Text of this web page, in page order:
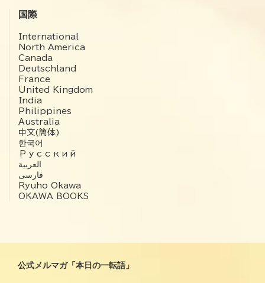
国際
International
North America
Canada
Deutschland
France
United Kingdom
India
Philippines
Australia
中文(簡体)
한국어
Русский
العربية‏
فارسی
Ryuho Okawa
OKAWA BOOKS
公式メルマガ「本日の一転語」